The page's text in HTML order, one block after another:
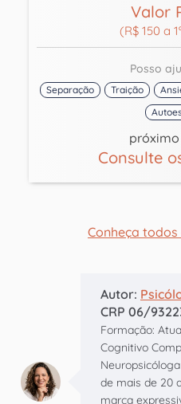
Valor
(R$ 150 a
Posso
Separação Traição
Consulte
Conheça
Autor:
CRP 06/
Formação:
Cognitivo
de mais de 20
marca